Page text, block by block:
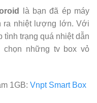
là bạn đã ép máy
ra nhiệt lượng lớn. Với
tình trạng quá nhiệt dẫn
những tv box vỏ
1GB: Vnpt Smart Box